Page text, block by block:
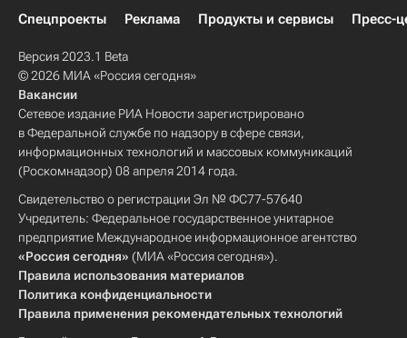
Спецпроекты
Реклама Продукты и сервисы Пресс-
Версия 2023.1 Beta
© 2026 МИА «Россия сегодня»
Вакансии
Сетевое издание РИА Новости зарегистрировано
в Федеральной службе по надзору в сфере связи,
информационных технологий и массовых коммуникаций
(Роскомнадзор) 08 апреля 2014 года.
Свидетельство о регистрации Эл № ФС77-57640
Учредитель: Федеральное государственное унитарное
предприятие Международное информационное агентство
«Россия сегодня» (МИА «Россия сегодня»).
Правила использования материалов
Политика конфиденциальности
Правила применения рекомендательных технологий